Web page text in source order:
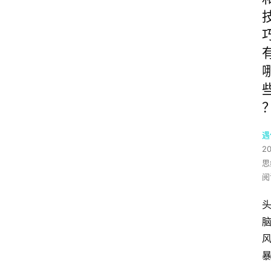
头
脑
风
暴